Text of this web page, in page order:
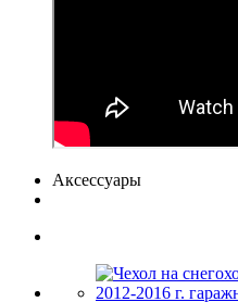
Аксессуары